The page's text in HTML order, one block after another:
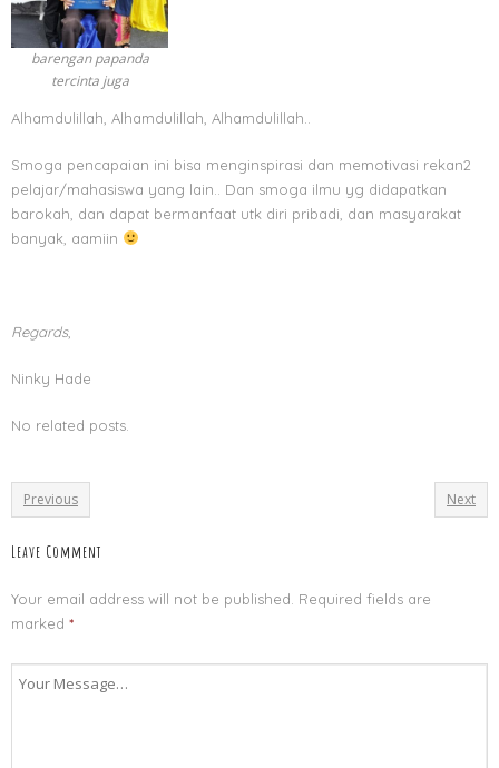
barengan papanda
tercinta juga
Alhamdulillah, Alhamdulillah, Alhamdulillah..
Smoga pencapaian ini bisa menginspirasi dan memotivasi rekan2
pelajar/mahasiswa yang lain.. Dan smoga ilmu yg didapatkan
barokah, dan dapat bermanfaat utk diri pribadi, dan masyarakat
banyak, aamiin
Regards,
Ninky Hade
No related posts.
Previous Next
Leave Comment
Your email address will not be published. Required fields are
marked *